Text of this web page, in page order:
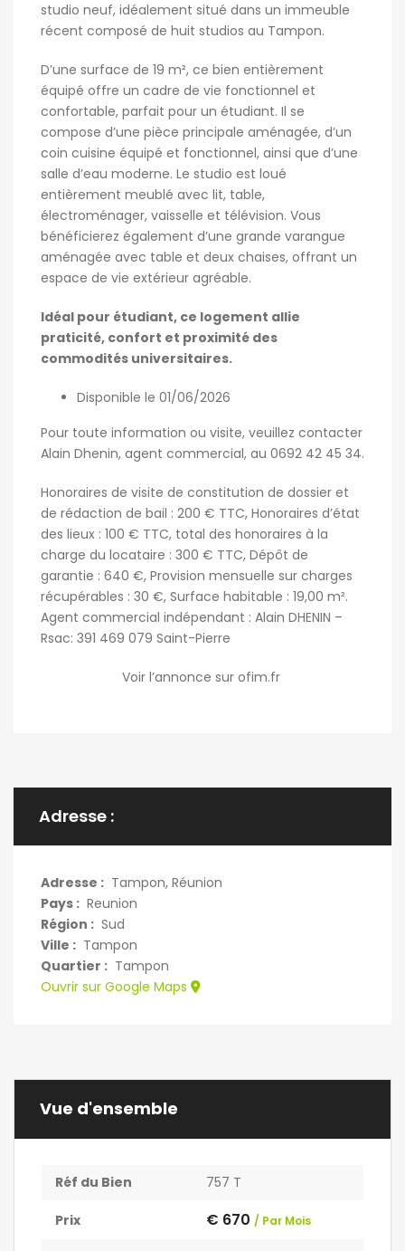
studio neuf, idéalement situé dans un immeuble
récent composé de huit studios au Tampon.
D’une surface de 19 m², ce bien entièrement
équipé offre un cadre de vie fonctionnel et
confortable, parfait pour un étudiant. Il se
compose d’une pièce principale aménagée, d’un
coin cuisine équipé et fonctionnel, ainsi que d’une
salle d’eau moderne. Le studio est loué
entièrement meublé avec lit, table,
électroménager, vaisselle et télévision. Vous
bénéficierez également d’une grande varangue
aménagée avec table et deux chaises, offrant un
espace de vie extérieur agréable.
Idéal pour étudiant, ce logement allie
praticité, confort et proximité des
commodités universitaires.
Disponible le 01/06/2026
Pour toute information ou visite, veuillez contacter
Alain Dhenin, agent commercial, au 0692 42 45 34.
Honoraires de visite de constitution de dossier et
de rédaction de bail : 200 € TTC, Honoraires d’état
des lieux : 100 € TTC, total des honoraires à la
charge du locataire : 300 € TTC, Dépôt de
garantie : 640 €, Provision mensuelle sur charges
récupérables : 30 €, Surface habitable : 19,00 m².
Agent commercial indépendant : Alain DHENIN –
Rsac: 391 469 079 Saint-Pierre
Voir l’annonce sur ofim.fr
Adresse :
Adresse : Tampon, Réunion
Pays : Reunion
Région : Sud
Ville : Tampon
Quartier : Tampon
Ouvrir sur Google Maps
Vue d'ensemble
Réf du Bien 757 T
Prix € 670 / Par Mois